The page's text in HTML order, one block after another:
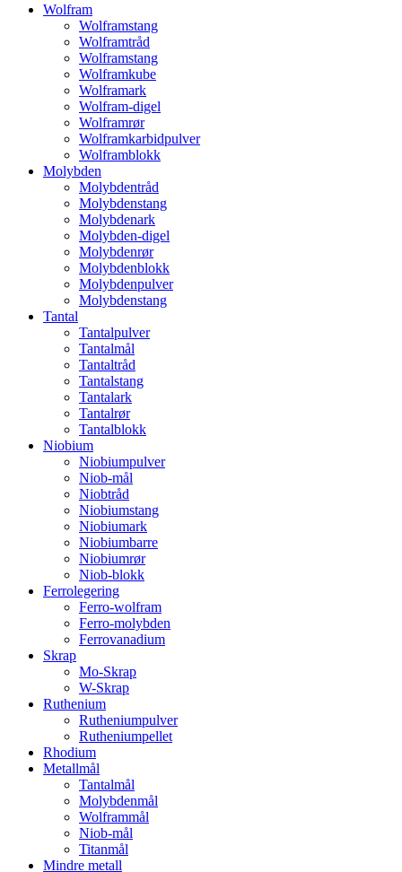
Wolfram
Wolframstang
Wolframtråd
Wolframstang
Wolframkube
Wolframark
Wolfram-digel
Wolframrør
Wolframkarbidpulver
Wolframblokk
Molybden
Molybdentråd
Molybdenstang
Molybdenark
Molybden-digel
Molybdenrør
Molybdenblokk
Molybdenpulver
Molybdenstang
Tantal
Tantalpulver
Tantalmål
Tantaltråd
Tantalstang
Tantalark
Tantalrør
Tantalblokk
Niobium
Niobiumpulver
Niob-mål
Niobtråd
Niobiumstang
Niobiumark
Niobiumbarre
Niobiumrør
Niob-blokk
Ferrolegering
Ferro-wolfram
Ferro-molybden
Ferrovanadium
Skrap
Mo-Skrap
W-Skrap
Ruthenium
Rutheniumpulver
Rutheniumpellet
Rhodium
Metallmål
Tantalmål
Molybdenmål
Wolframmål
Niob-mål
Titanmål
Mindre metall